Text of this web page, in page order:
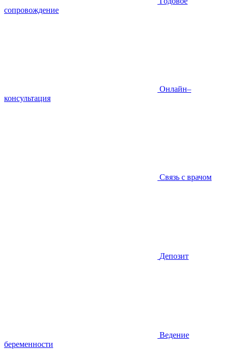
сопровождение
Онлайн–
консультация
Связь с врачом
Депозит
Ведение
беременности